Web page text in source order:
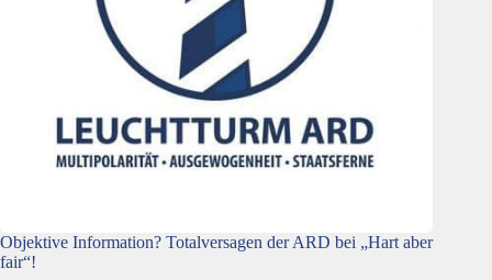
Objektive Information? Totalversagen der ARD bei „Hart aber
fair“!